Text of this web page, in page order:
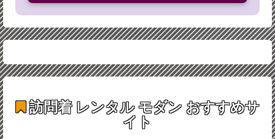
訪問着 レンタル モダン おすすめサ
イト